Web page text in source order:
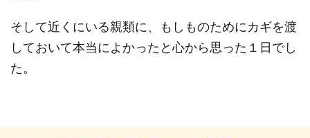
そして近くにいる親類に、もしものためにカギを渡
しておいて本当によかったと心から思った１日でし
た。